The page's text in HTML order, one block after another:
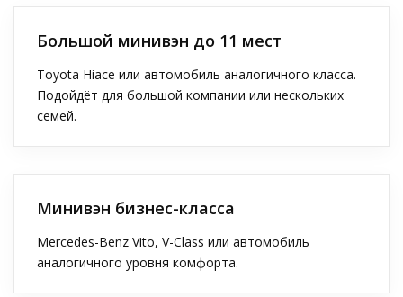
Большой минивэн до 11 мест
Toyota Hiace или автомобиль аналогичного класса.
Подойдёт для большой компании или нескольких
семей.
Минивэн бизнес-класса
Mercedes-Benz Vito, V-Class или автомобиль
аналогичного уровня комфорта.